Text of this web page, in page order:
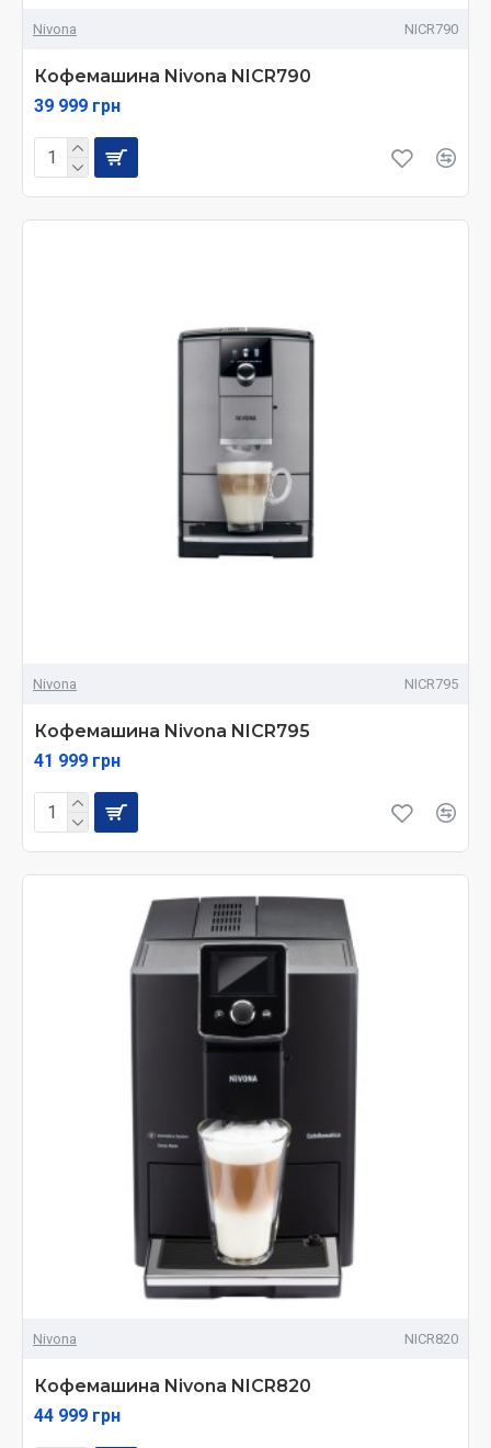
Nivona NICR790
Кофемашина Nivona NICR790
39 999 грн
Nivona NICR795
Кофемашина Nivona NICR795
41 999 грн
Nivona NICR820
Кофемашина Nivona NICR820
44 999 грн